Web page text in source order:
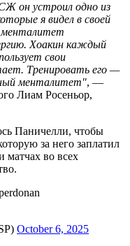
он устроил одно из
я видел в своей
менталитет
Хоакин каждый
свои
Тренировать его —
менталитет", —
Лиам Росеньор,
Паничелли, чтобы
за него заплатил
матчах во всех
October 6, 2025